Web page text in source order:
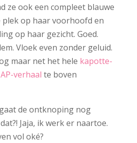
ze ook een compleet blauwe
plek op haar voorhoofd en
op haar gezicht. Goed.
Vloek even zonder geluid.
maar net het hele kapotte-
verhaal te boven
de ontknoping nog
Jaja, ik werk er naartoe.
vol oké?